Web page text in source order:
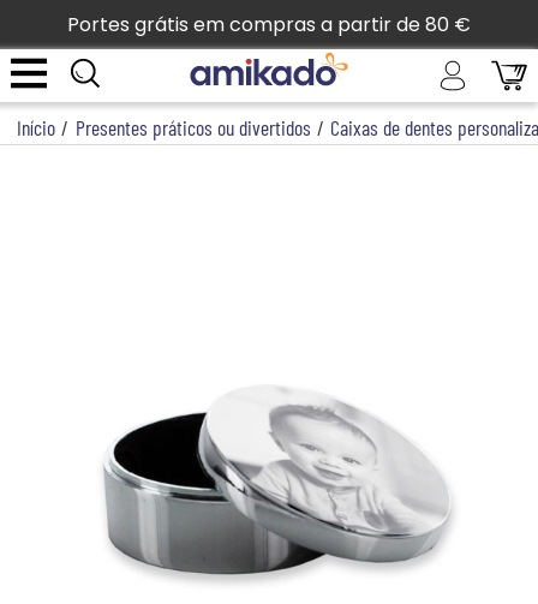
Portes grátis em compras a partir de 80 €
Início / Presentes práticos ou divertidos / Caixas de dentes